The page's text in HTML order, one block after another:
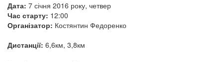
Дата: 7 січня 2016 року, четвер
Час старту: 12:00
Організатор: Костянтин Федоренко
Дистанції: 6,6км, 3,8км